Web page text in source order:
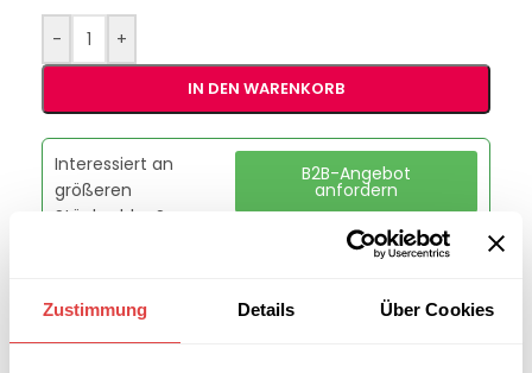
Zustimmung Details Über Cookies
- +
IN DEN WARENKORB
Interessiert an
größeren
Stückzahlen?
B2B-Angebot
anfordern
Artikelnummer:
G228585